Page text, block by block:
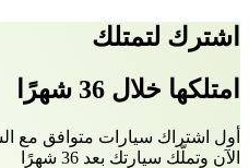
اشترك لتمتلك
امتلكها خلال 36 شهرًا
الآن وتملّك سيارتك بعد 36 شهرًا